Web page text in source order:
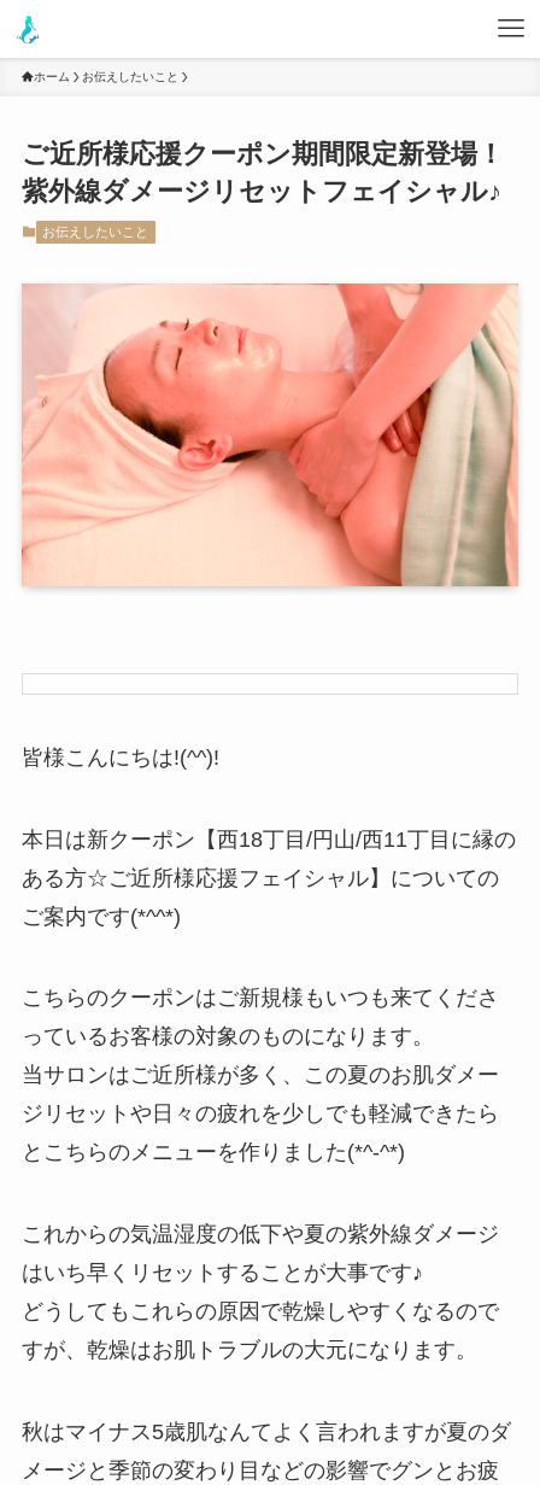
ホーム お伝えしたいこと
ご近所様応援クーポン期間限定新登場！
紫外線ダメージリセットフェイシャル♪
お伝えしたいこと
皆様こんにちは!(^^)!
本日は新クーポン【西18丁目/円山/西11丁目に縁の
ある方☆ご近所様応援フェイシャル】についての
ご案内です(*^^*)
こちらのクーポンはご新規様もいつも来てくださ
っているお客様の対象のものになります。
当サロンはご近所様が多く、この夏のお肌ダメー
ジリセットや日々の疲れを少しでも軽減できたら
とこちらのメニューを作りました(*^-^*)
これからの気温湿度の低下や夏の紫外線ダメージ
はいち早くリセットすることが大事です♪
どうしてもこれらの原因で乾燥しやすくなるので
すが、乾燥はお肌トラブルの大元になります。
秋はマイナス5歳肌なんてよく言われますが夏のダ
メージと季節の変わり目などの影響でグンとお疲